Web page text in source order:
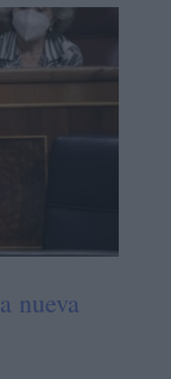
nueva